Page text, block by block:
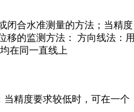
闭合水准测量的方法；当精度
移的监测方法： 方向线法：用
在同一直线上
精度要求较低时，可在一个